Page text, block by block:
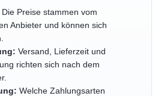
Die Preise stammen vom
Anbieter und können sich
Versand, Lieferzeit und
richten sich nach dem
Welche Zahlungsarten